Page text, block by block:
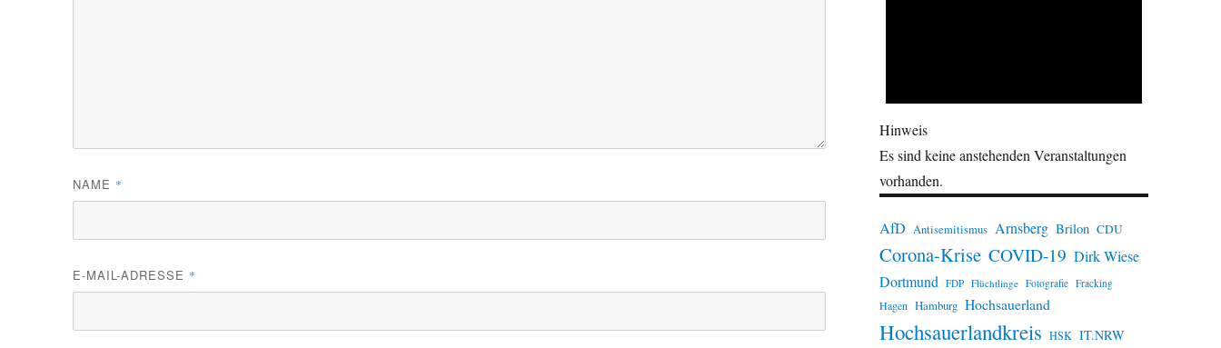
NAME *
E-MAIL-ADRESSE *
Hinweis
Es sind keine anstehenden Veranstaltungen
vorhanden.
AfD Antisemitismus Arnsberg Brilon CDU
Corona-Krise COVID-19 Dirk Wiese
Dortmund FDP Flüchtlinge Fotografie Fracking
Hagen Hamburg Hochsauerland
Hochsauerlandkreis HSK IT.NRW